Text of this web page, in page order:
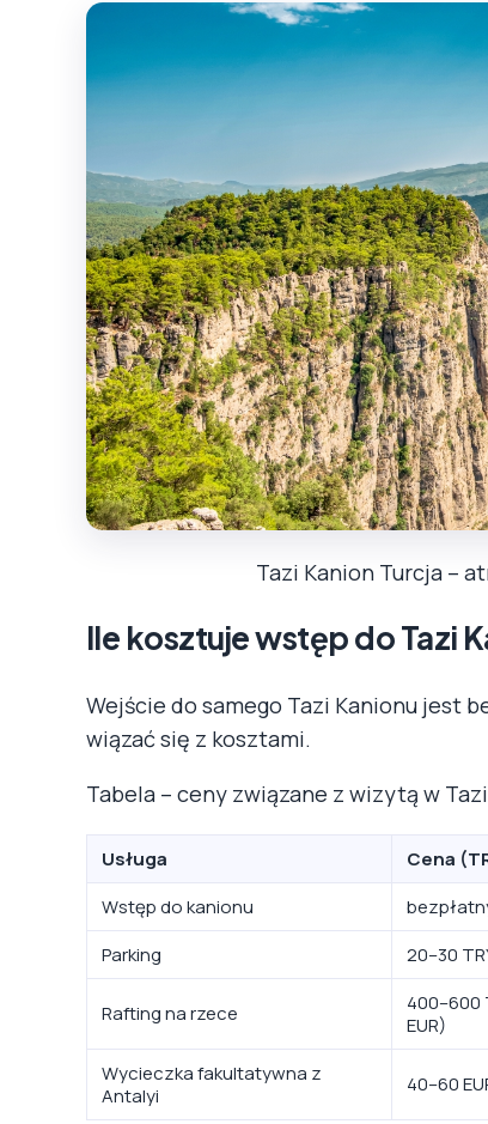
Tazi Kanion Turcja –
Ile kosztuje wstęp do Tazi
Wejście do samego Tazi Kanionu jest
wiązać się z kosztami.
Tabela – ceny związane z wizytą w
Usługa Cena
Wstęp do kanionu
Parking
20–30
Rafting na rzece
400–600
EUR)
Wycieczka fakultatywna z
Antalyi
40–60